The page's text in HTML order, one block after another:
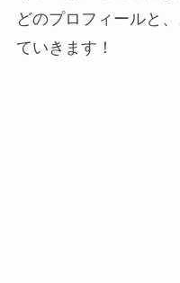
どのプロフィールと
ていきます！